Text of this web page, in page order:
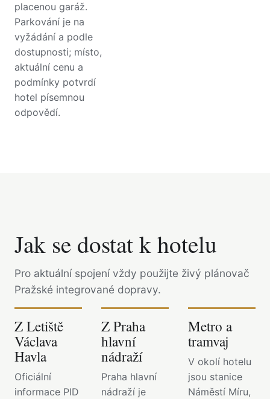
placenou garáž.
Parkování je na
vyžádání a podle
dostupnosti; místo,
aktuální cenu a
podmínky potvrdí
hotel písemnou
odpovědí.
Jak se dostat k hotelu
Pro aktuální spojení vždy použijte živý plánovač
Pražské integrované dopravy.
Z Letiště
Václava
Havla
Oficiální
informace PID
Z Praha
hlavní
nádraží
Praha hlavní
nádraží je
Metro a
tramvaj
V okolí hotelu
jsou stanice
Náměstí Míru,